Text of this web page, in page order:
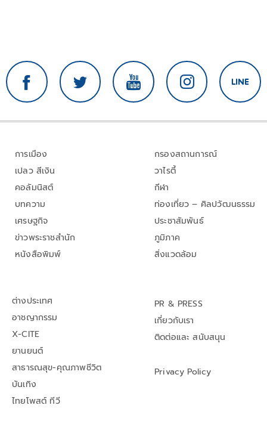
การเมือง
เปลว สีเงิน
คอลัมนิสต์
บทความ
เศรษฐกิจ
ข่าวพระราชสำนัก
หนังสือพิมพ์
กรองสถานการณ์
วาไรตี้
กีฬา
ท่องเที่ยว – ศิลปวัฒนธรรม
ประชาสัมพันธ์
ภูมิภาค
สิ่งแวดล้อม
ต่างประเทศ
อาชญากรรม
X-CITE
ยานยนต์
สาธารณสุข-คุณภาพชีวิต
บันเทิง
ไทยโพสต์ ทีวี
PR & PRESS
เกี่ยวกับเรา
ติดต่อและ สนับสนุน
Privacy Policy